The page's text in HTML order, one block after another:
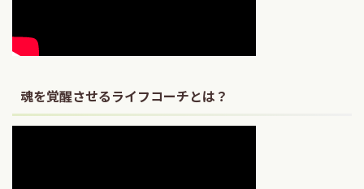
魂を覚醒させるライフコーチとは？